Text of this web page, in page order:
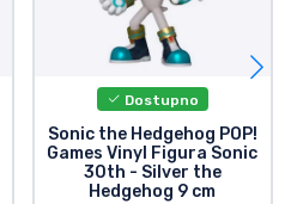
Dostupno
Sonic the Hedgehog POP!
Games Vinyl Figura Sonic
30th - Silver the
Hedgehog 9 cm